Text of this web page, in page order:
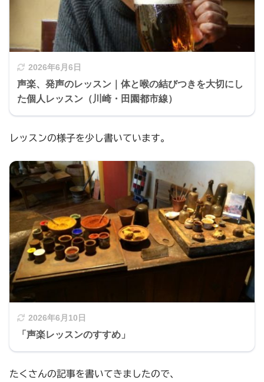
2026年6月6日
声楽、発声のレッスン｜体と喉の結びつきを大切にし
た個人レッスン（川崎・田園都市線）
レッスンの様子を少し書いています。
2026年6月10日
「声楽レッスンのすすめ」
たくさんの記事を書いてきましたので、